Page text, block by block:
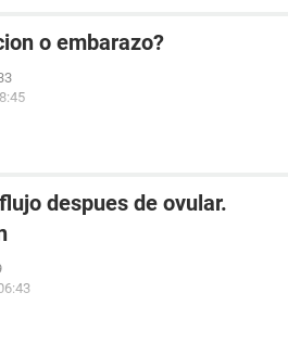
o embarazo?
despues de ovular.